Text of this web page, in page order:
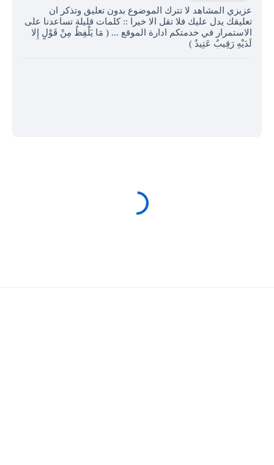
عزيزي المشاهد لا تترك الموضوع بدون تعليق وتذكر ان
تعليقك يدل عليك فلا تقل الا خيرا :: كلمات قليلة تساعدنا على
الاستمرار في خدمتكم ادارة الموقع ... ( مَا يَلْفِظُ مِنْ قَوْلٍ إِلا
لَدَيْهِ رَقِيبٌ عَتِيدٌ )